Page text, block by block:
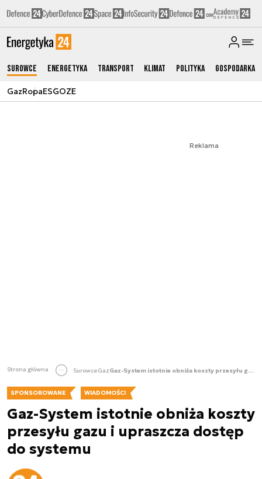
Surowce Energetyka Transport Klimat Polityka Gospodarka
GazRopaESGOZE
Reklama
Strona główna SurowceGaz Gaz-System istotnie obniża koszty przesyłu gazu i upraszcza dostęp do systemu
SPONSOROWANE WIADOMOŚCI
Gaz-System istotnie obniża koszty
przesyłu gazu i upraszcza dostęp
do systemu